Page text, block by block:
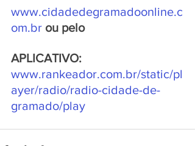
www.cidadedegramadoonline.c
om.br ou pelo
APLICATIVO:
www.rankeador.com.br/static/pl
ayer/radio/radio-cidade-de-
gramado/play